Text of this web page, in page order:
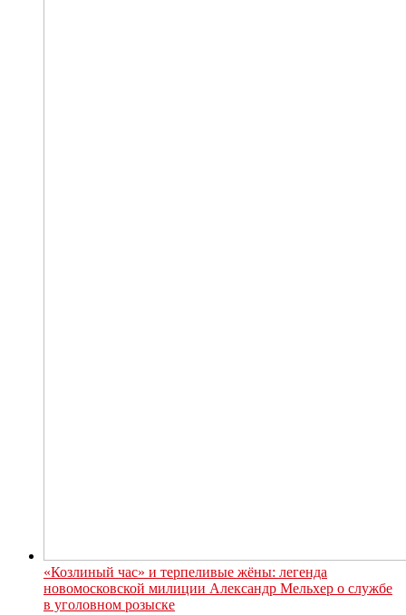
«Козлиный час» и терпеливые жёны: легенда
новомосковской милиции Александр Мельхер о службе
в уголовном розыске